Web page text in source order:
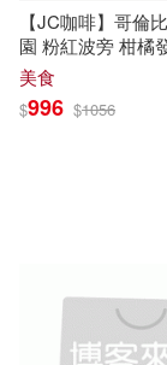
王冠瑋（
王擎天、
董如軍(2)
光明日報
化學工業出
北京聯合
台灣圖博
【JC咖啡】哥倫
園 粉紅波旁 柑橘
咖啡豆1包│淺焙-
園咖啡 新鮮烘焙
美食
$996 $1056